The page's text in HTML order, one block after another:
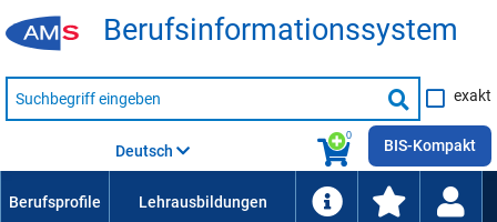
Be­rufs­in­for­ma­ti­ons­sys­tem
Suche
nach
Suche
starten
exakt
0
Deutsch BIS-Kompakt